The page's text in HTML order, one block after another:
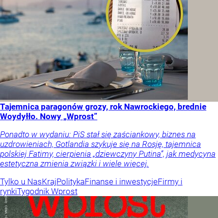
Tajemnica paragonów grozy, rok Nawrockiego, brednie
Woydyłło. Nowy „Wprost”
Ponadto w wydaniu: PiS stał się zaściankowy, biznes na
uzdrowieniach, Gotlandia szykuje się na Rosję, tajemnica
polskiej Fatimy, cierpienia „dziewczyny Putina”, jak medycyna
estetyczna zmienia związki i wiele więcej.
Tylko u NasKrajPolitykaFinanse i inwestycjeFirmy i
rynkiTygodnik Wprost